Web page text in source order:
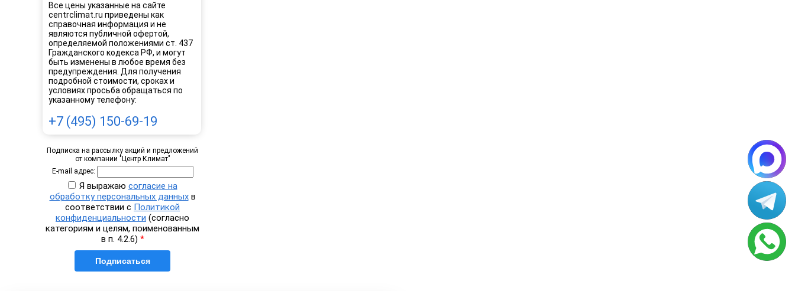
Все цены указанные на сайте
centrclimat.ru приведены как
справочная информация и не
являются публичной офертой,
определяемой положениями ст. 437
Гражданского кодекса РФ, и могут
быть изменены в любое время без
предупреждения. Для получения
подробной стоимости, сроках и
условиях просьба обращаться по
указанному телефону:
+7 (495) 150-69-19
Подписка на рассылку акций и предложений
от компании "Центр Климат"
E-mail адрес:
Я выражаю согласие на
обработку персональных данныхв
соответствии с Политикой
конфиденциальности (согласно
категориям и целям, поименованным
в п. 4.2.6) *